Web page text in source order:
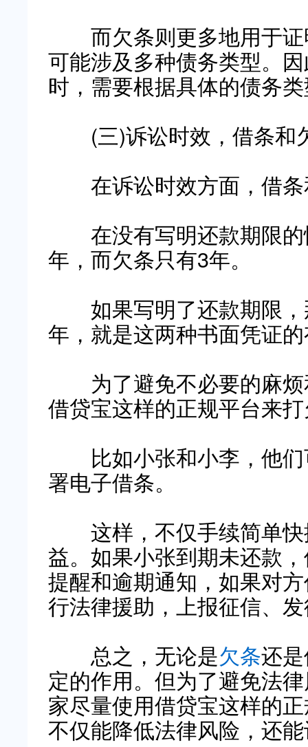
而欠条则更多地用于证
可能涉及多种债务类型。
时，需要根据具体的债务
(三)诉讼时效，借条和
在诉讼时效方面，借条
在没有写明还款期限的
年，而欠条只有3年。
如果写明了还款期限，
年，就是这两种书面凭证
为了避免不必要的麻烦
借贷宝这样的正规平台来
比如小张和小李，他们
署电子借条。
这样，不仅手续简单快
益。如果小张到期未还款
提醒和逾期通知，如果对
行法律援助，上报征信、
总之，无论是欠条还
定的作用。但为了避免法
家尽量使用借贷宝这样的
不仅能降低法律风险，还